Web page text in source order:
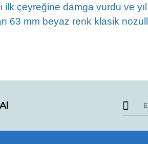
ilk çeyreğine damga vurdu ve
63 mm beyaz renk klasik
Yorum Yaz